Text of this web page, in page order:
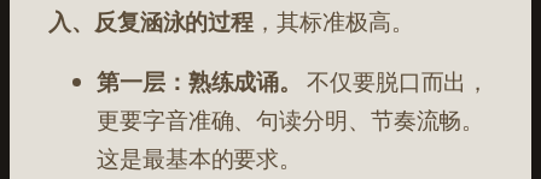
入、反复涵泳的过程 ，其标准极高。
第一层：熟练成诵。
不仅要脱口而出，
更要字音准确、句读分明、节奏流畅。
这是最基本的要求。